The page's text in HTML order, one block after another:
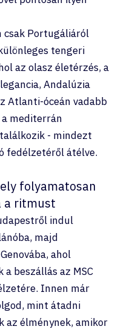
csak Portugáliáról
tengeri
az olasz életérzés, a
Andalúzia
Atlanti-óceán vadabb
mediterrán
- mindezt
fedélzetéről átélve.
folyamatosan
a ritmust
indul
majd
ahol
a beszállás az MSC
Innen már
mint átadni
az élménynek, amikor